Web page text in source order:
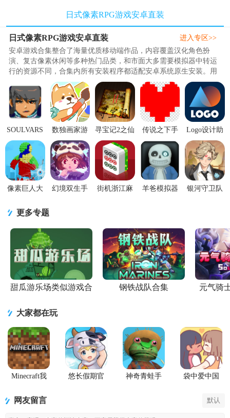
日式像素RPG游戏安卓直装
日式像素RPG游戏安卓直装
安卓游戏合集整合了海量优质移动端作品，内容覆盖汉化角色扮
演、复古像素休闲等多种热门品类，和市面大多需要模拟器中转运
行的资源不同，合集内所有安装程序都适配安卓系统原生安装。用
户获取资源后简单下载即可完成部署，省去配置模拟器、调试兼容
环境的繁琐步骤，有效规避卡顿、闪退等影响游玩的常见问题。..
进入专区>>
SOULVARS
手游1.2.4 最
新免费版
数独画家游
戏
V2022.02.11
手机版
寻宝记2之仙
宫宝藏1.2.0
神秘口令版
传说之下手
机版最新版
v1.0.3安卓
版
Logo设计助
手app2.0.3安
卓最新版
像素巨人大
安卓版
幻境双生手
街机浙江麻
版
羊爸模拟器
银河守卫队
更多专题
甜瓜游乐场类似游戏合
钢铁战队合集 元气骑
大家都在玩
Minecraft我
悠长假期官
神奇青蛙手
袋中爱中国
网友留言 默认